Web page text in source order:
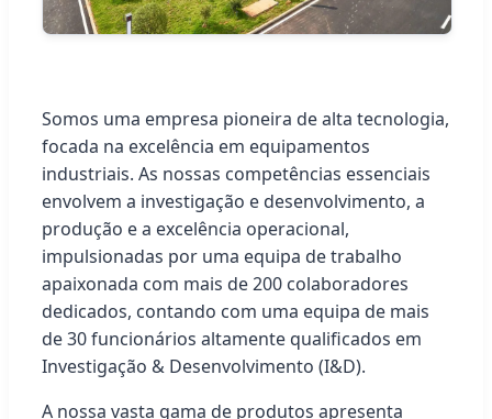
Somos uma empresa pioneira de alta tecnologia,
focada na excelência em equipamentos
industriais. As nossas competências essenciais
envolvem a investigação e desenvolvimento, a
produção e a excelência operacional,
impulsionadas por uma equipa de trabalho
apaixonada com mais de 200 colaboradores
dedicados, contando com uma equipa de mais
de 30 funcionários altamente qualificados em
Investigação & Desenvolvimento (I&D).
A nossa vasta gama de produtos apresenta